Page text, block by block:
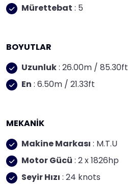
Mürettebat : 5
BOYUTLAR
Uzunluk: 26.00m / 85.30ft
En : 6.50m / 21.33ft
MEKANİK
Makine Markası : M.T.U
Motor Gücü : 2 x 1826hp
Seyir Hızı : 24 knots